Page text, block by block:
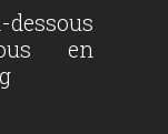
en